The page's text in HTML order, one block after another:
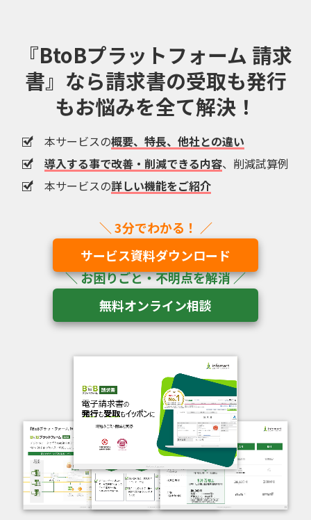
『BtoBプラットフォーム 請求
書』なら請求書の受取も発行
もお悩みを全て解決！
本サービスの概要、特長、他社との違い
導入する事で改善・削減できる内容、削減試算例
本サービスの詳しい機能をご紹介
サービス資料ダウンロード
無料オンライン相談